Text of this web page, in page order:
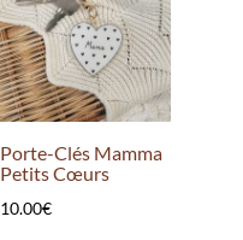
Porte-Clés Mamma
Petits Cœurs
10.00€